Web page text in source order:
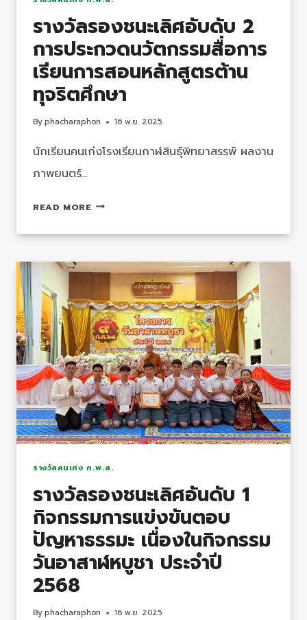
รางวัลรองชนะเลิศอับดับ 2
การประกวดนวัตกรรมสื่อการ
เรียนการสอนหลักสูตรต้าน
ทุจริตศึกษา
Byphacharaphon 16 พ.ย. 2025
นักเรียนคนเก่งโรงเรียนกาฬสินธุ์พิทยาสรรพ์ ผลงาน
ภาพยนตร์…
READ MOREรางวัล
ชนะ
อับ
ดับ
2
การ
ประกวด
นวัตกรรม
สื่อ
การ
เรียน
การ
สอน
ทุจริต
ศึกษา
รางวัลคนเก่ง ก.พ.ส.
รางวัลรองชนะเลิศอันดับ 1
กิจกรรมการแข่งขันตอบ
ปัญหาธรรมะ เนื่องในกิจกรรม
วันอาสาฬหบูชา ประจำปี
2568
Byphacharaphon 16 พ.ย. 2025